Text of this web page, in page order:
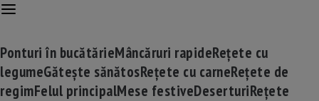
Ponturi în bucătărieMâncăruri rapideRețete cu
legumeGătește sănătosRețete cu carneRețete de
regimFelul principalMese festiveDeserturiRețete